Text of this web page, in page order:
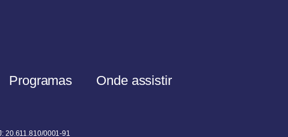
Programas Onde assistir
20.611.810/0001-91